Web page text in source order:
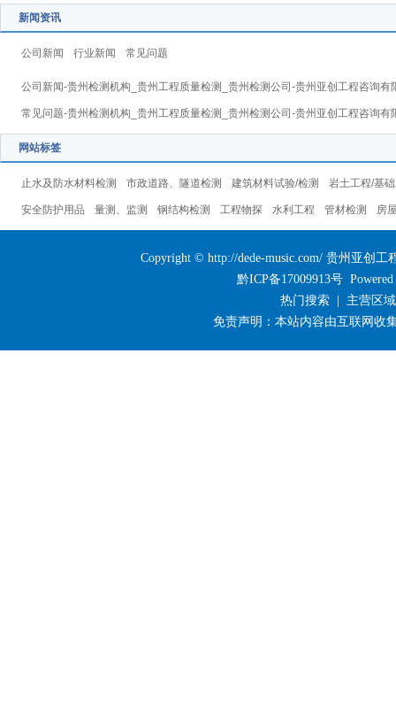
新闻资讯
公司新闻 行业新闻 常见问题
公司新闻-贵州检测机构_贵州工程质量检测_贵州检测公司-贵州亚创工程咨询有
常见问题-贵州检测机构_贵州工程质量检测_贵州检测公司-贵州亚创工程咨询有
网站标签
止水及防水材料检测 市政道路、隧道检测 建筑材料试验/检测 岩土工程/基
安全防护用品 量测、监测 钢结构检测 工程物探 水利工程 管材检测 房
Copyright © http://dede-music.com/ 贵州亚创
黔ICP备17009913号
热门搜索| 主营区
免责声明：本站内容由互联网收